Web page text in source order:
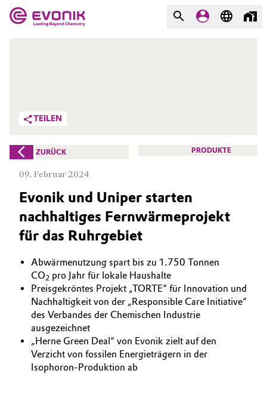
Aerospace
Animal Nutrition & Health
Automotive & Transportation
Battery
Building, Construction & Infrastructure
Catalysts
Chemistry
Was uns antreibt
Über Evonik
We go beyond
Innovation
BVB Partnerschaft
Geschichte
Struktur & Organisation
Vorstand
Aufsichtsrat
TEILEN
ZURÜCK PRODUKTE
09. Februar 2024
Evonik und Uniper starten
nachhaltiges Fernwärmeprojekt
für das Ruhrgebiet
Abwärmenutzung spart bis zu 1.750 Tonnen
CO2 pro Jahr für lokale Haushalte
Preisgekröntes Projekt „TORTE“ für Innovation und
Nachhaltigkeit von der „Responsible Care Initiative“
des Verbandes der Chemischen Industrie
ausgezeichnet
„Herne Green Deal“ von Evonik zielt auf den
Verzicht von fossilen Energieträgern in der
Isophoron-Produktion ab